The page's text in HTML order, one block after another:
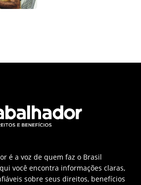
é a voz de quem faz o Brasil
você encontra informações claras,
sobre seus direitos, benefícios